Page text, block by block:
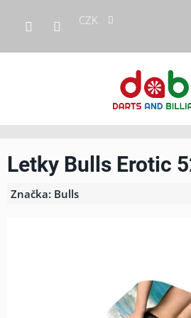
obsah
CZK
Letky Bulls Erotic
Značka: Bulls